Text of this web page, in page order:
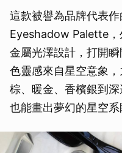
這款被譽為品牌代表
Eyeshadow Palette，
金屬光澤設計，打開
色靈感來自星空意象
棕、暖金、香檳銀到
也能畫出夢幻的星空系